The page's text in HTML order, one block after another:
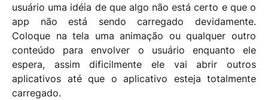
usuário uma idéia de que algo não está certo e que o
app não está sendo carregado devidamente.
Coloque na tela uma animação ou qualquer outro
conteúdo para envolver o usuário enquanto ele
espera, assim dificilmente ele vai abrir outros
aplicativos até que o aplicativo esteja totalmente
carregado.